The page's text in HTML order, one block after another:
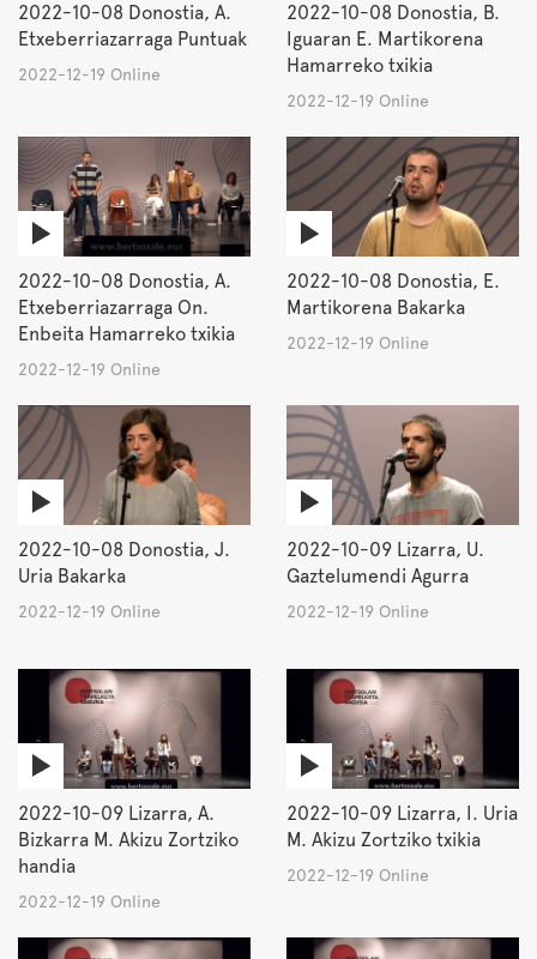
2022-10-08 Donostia, A.
Etxeberriazarraga Puntuak
2022-12-19 Online
2022-10-08 Donostia, B.
Iguaran E. Martikorena
Hamarreko txikia
2022-12-19 Online
2022-10-08 Donostia, A.
Etxeberriazarraga On.
Enbeita Hamarreko txikia
2022-12-19 Online
2022-10-08 Donostia, E.
Martikorena Bakarka
2022-12-19 Online
2022-10-08 Donostia, J.
Uria Bakarka
2022-12-19 Online
2022-10-09 Lizarra, U.
Gaztelumendi Agurra
2022-12-19 Online
2022-10-09 Lizarra, A.
Bizkarra M. Akizu Zortziko
handia
2022-12-19 Online
2022-10-09 Lizarra, I. Uria
M. Akizu Zortziko txikia
2022-12-19 Online